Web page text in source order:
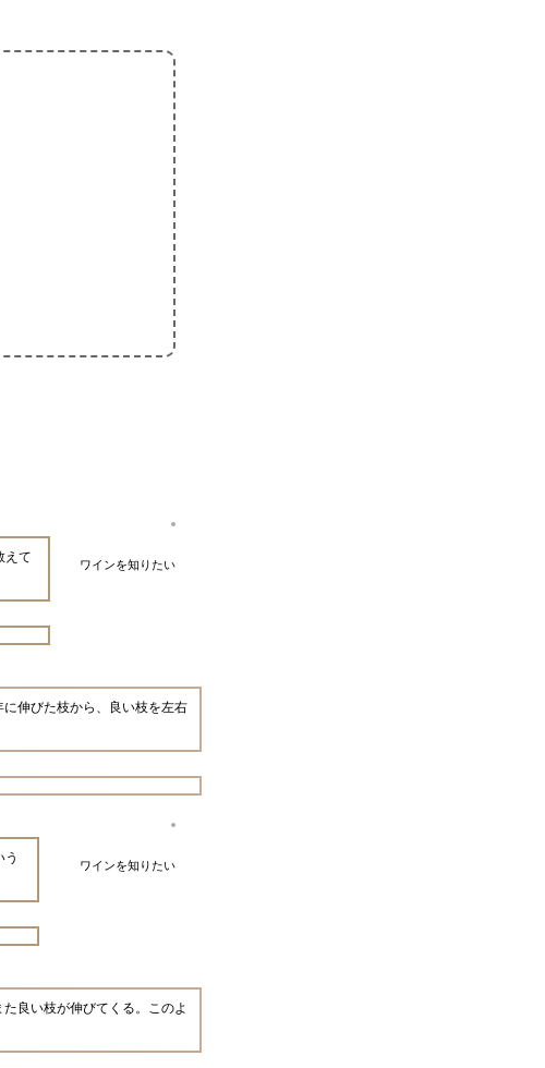
ワインを知りたい
えて
伸びた枝から、良い枝を左右
ワインを知りたい
う
良い枝が伸びてくる。このよ